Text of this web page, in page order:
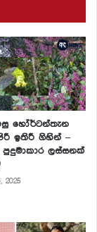
හෝර්ටන්තැන
ඉතිරී ගිහින් –
ලස්සනක්
2025